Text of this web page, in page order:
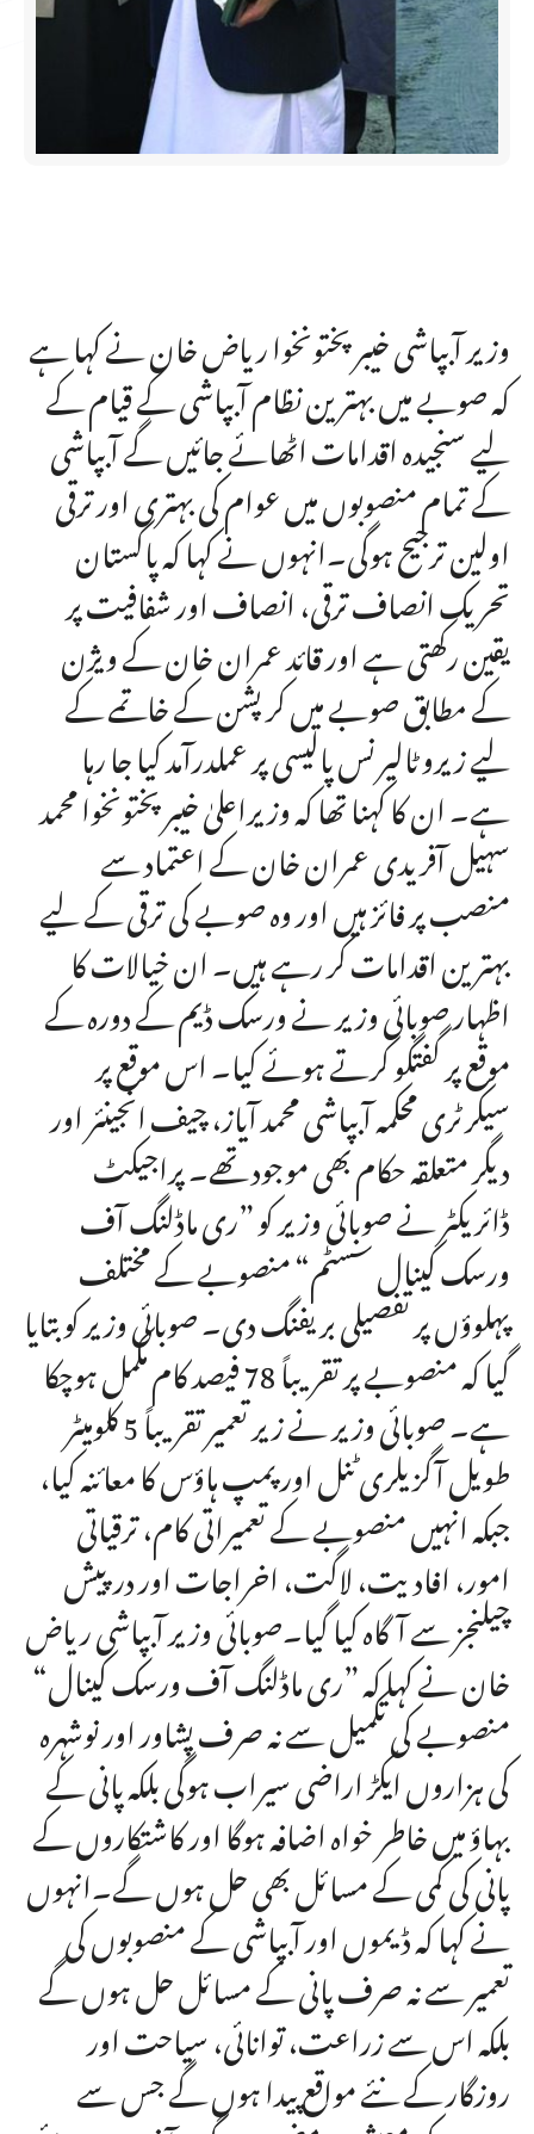
وزیر آبپاشی خیبرپختونخوا ریاض خان نے کہا ہے
کہ صوبے میں بہترین نظام آبپاشی کے قیام کے
لیے سنجیدہ اقدامات اٹھائے جائیں گے آبپاشی
کے تمام منصوبوں میں عوام کی بہتری اور ترقی
اولین ترجیح ہوگی۔انہوں نے کہا کہ پاکستان
تحریک انصاف ترقی، انصاف اور شفافیت پر
یقین رکھتی ہے اور قائد عمران خان کے ویژن
کے مطابق صوبے میں کرپشن کے خاتمے کے
لیے زیرو ٹالیرنس پالیسی پر عملدرآمد کیا جا رہا
ہے۔ ان کا کہنا تھا کہ وزیراعلیٰ خیبرپختونخوا محمد
سہیل آفریدی عمران خان کے اعتماد سے
منصب پر فائز ہیں اور وہ صوبے کی ترقی کے لیے
بہترین اقدامات کر رہے ہیں۔ ان خیالات کا
اظہار صوبائی وزیر نے ورسک ڈیم کے دورہ کے
موقع پر گفتگو کرتے ہوئے کیا۔ اس موقع پر
سیکرٹری محکمہ آبپاشی محمد آیاز، چیف انجینئر اور
دیگر متعلقہ حکام بھی موجود تھے۔ پراجیکٹ
ڈائریکٹر نے صوبائی وزیر کو ”ری ماڈلنگ آف
ورسک کینال سسٹم“ منصوبے کے مختلف
پہلوؤں پر تفصیلی بریفنگ دی۔ صوبائی وزیر کو بتایا
گیا کہ منصوبے پر تقریباً 78 فیصد کام مکمل ہوچکا
ہے۔ صوبائی وزیر نے زیر تعمیر تقریباً 5 کلومیٹر
طویل آگزیلری ٹنل اور پمپ ہاؤس کا معائنہ کیا،
جبکہ انہیں منصوبے کے تعمیراتی کام، ترقیاتی
امور، افادیت، لاگت، اخراجات اور درپیش
چیلنجز سے آگاہ کیا گیا۔صوبائی وزیر آبپاشی ریاض
خان نے کہا کہ ”ری ماڈلنگ آف ورسک کینال“
منصوبے کی تکمیل سے نہ صرف پشاور اور نوشہرہ
کی ہزاروں ایکڑ اراضی سیراب ہوگی بلکہ پانی کے
بہاؤ میں خاطر خواہ اضافہ ہوگا اور کاشتکاروں کے
پانی کی کمی کے مسائل بھی حل ہوں گے۔انہوں
نے کہا کہ ڈیموں اور آبپاشی کے منصوبوں کی
تعمیر سے نہ صرف پانی کے مسائل حل ہوں گے
بلکہ اس سے زراعت، توانائی، سیاحت اور
روزگار کے نئے مواقع پیدا ہوں گے جس سے